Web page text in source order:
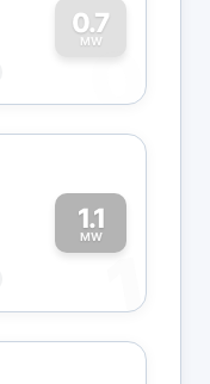
0.7
MW
0
1.1
MW
1